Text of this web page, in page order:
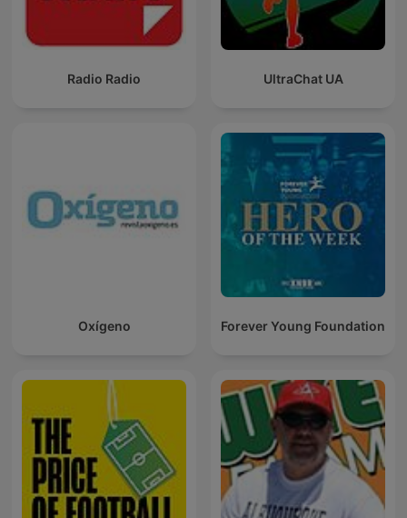
Radio Radio UltraChat UA
Oxígeno Forever Young Foundation